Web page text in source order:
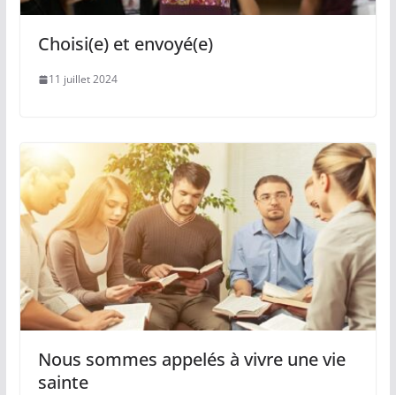
Choisi(e) et envoyé(e)
11 juillet 2024
Nous sommes appelés à vivre une vie
sainte